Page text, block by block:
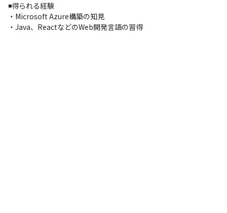
Windows
◾️得られる経験
・Microsoft Azure構築の知見
・Java、ReactなどのWeb開発言語の習得